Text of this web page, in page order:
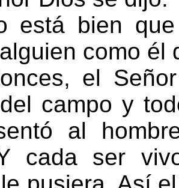
bien que
como él
el Señor
campo y
al
cada ser